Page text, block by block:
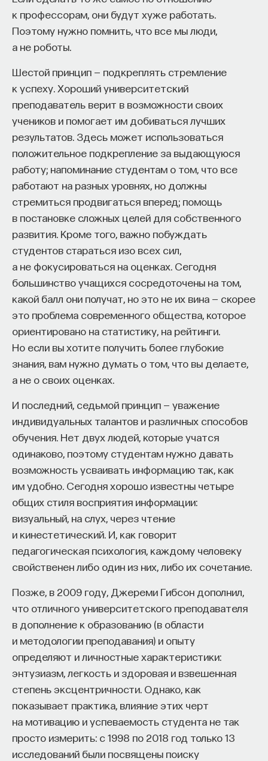
к профессорам, они будут хуже работать.
Поэтому нужно помнить, что все мы люди,
а не роботы.
Шестой принцип — подкреплять стремление
к успеху. Хороший университетский
преподаватель верит в возможности своих
учеников и помогает им добиваться лучших
результатов. Здесь может использоваться
положительное подкрепление за выдающуюся
работу; напоминание студентам о том, что все
работают на разных уровнях, но должны
стремиться продвигаться вперед; помощь
в постановке сложных целей для собственного
развития. Кроме того, важно побуждать
студентов стараться изо всех сил,
а не фокусироваться на оценках. Сегодня
большинство учащихся сосредоточены на том,
какой балл они получат, но это не их вина — скорее
это проблема современного общества, которое
ориентировано на статистику, на рейтинги.
Но если вы хотите получить более глубокие
знания, вам нужно думать о том, что вы делаете,
а не о своих оценках.
И последний, седьмой принцип — уважение
индивидуальных талантов и различных способов
обучения. Нет двух людей, которые учатся
одинаково, поэтому студентам нужно давать
возможность усваивать информацию так, как
им удобно. Сегодня хорошо известны четыре
общих стиля восприятия информации:
визуальный, на слух, через чтение
и кинестетический. И, как говорит
педагогическая психология, каждому человеку
свойственен либо один из них, либо их сочетание.
Позже, в 2009 году, Джереми Гибсон дополнил,
что отличного университетского преподавателя
в дополнение к образованию (в области
и методологии преподавания) и опыту
определяют и личностные характеристики:
энтузиазм, легкость и здоровая и взвешенная
степень эксцентричности. Однако, как
показывает практика, влияние этих черт
на мотивацию и успеваемость студента не так
просто измерить: с 1998 по 2018 год только 13
исследований были посвящены поиску